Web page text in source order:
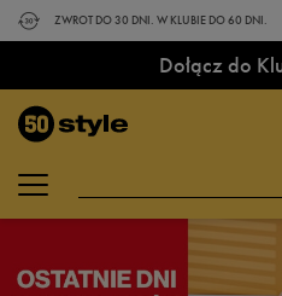
ZWROT DO 30 DNI. W KLUBIE DO 60 DNI.
Dołącz do